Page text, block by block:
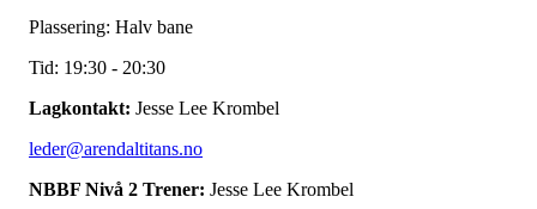
Plassering: Halv bane
Tid: 19:30 - 20:30
Lagkontakt: Jesse Lee Krombel
leder@arendaltitans.no
NBBF Nivå 2 Trener: Jesse Lee Krombel